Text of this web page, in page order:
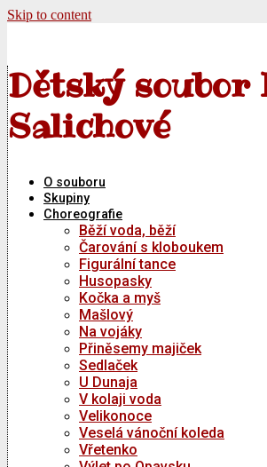
Skip to content
Dětský soubor
Salichové
O souboru
Skupiny
Choreografie
Běží voda, běží
Čarování s kloboukem
Figurální tance
Husopasky
Kočka a myš
Mašlový
Na vojáky
Přiněsemy majiček
Sedlaček
U Dunaja
V kolaji voda
Velikonoce
Veselá vánoční koleda
Vřetenko